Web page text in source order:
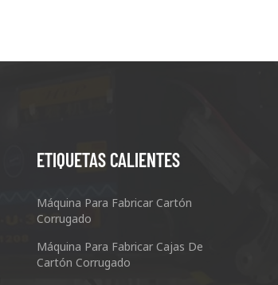
ETIQUETAS CALIENTES
Máquina Para Fabricar Cartón
Corrugado
Máquina Para Fabricar Cajas De
Cartón Corrugado